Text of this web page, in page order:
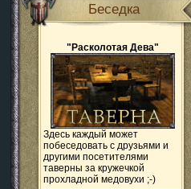
Беседка
"Расколотая Дева"
Здесь каждый может
побеседовать с друзьями и
другими посетителями
таверны за кружечкой
прохладной медовухи ;-)